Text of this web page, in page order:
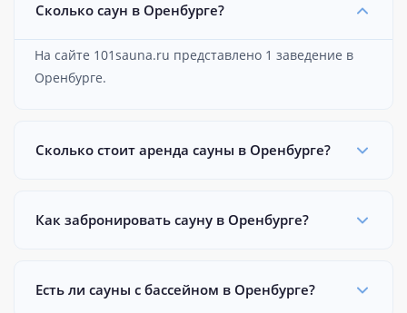
Сколько саун в Оренбурге?
На сайте 101sauna.ru представлено 1 заведение в
Оренбурге.
Сколько стоит аренда сауны в Оренбурге?
Как забронировать сауну в Оренбурге?
Есть ли сауны с бассейном в Оренбурге?